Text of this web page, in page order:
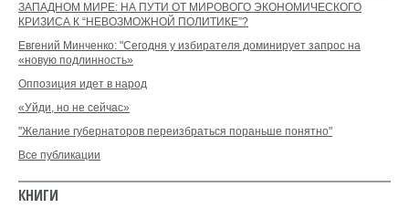
ЗАПАДНОМ МИРЕ: НА ПУТИ ОТ МИРОВОГО ЭКОНОМИЧЕСКОГО
КРИЗИСА К “НЕВОЗМОЖНОЙ ПОЛИТИКЕ”?
Евгений Минченко: "Сегодня у избирателя доминирует запрос на
«новую подлинность»
Оппозиция идет в народ
«Уйди, но не сейчас»
"Желание губернаторов переизбраться пораньше понятно"
Все публикации
КНИГИ